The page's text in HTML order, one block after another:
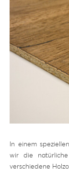
In einem
wir die
verschiedene